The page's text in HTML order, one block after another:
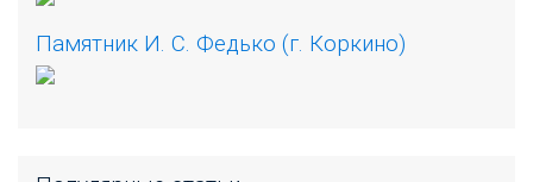
Памятник И. С. Федько (г. Коркино)